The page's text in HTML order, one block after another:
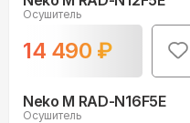
Осушитель
14 490 ₽
Neko M RAD-N16F5E
Осушитель